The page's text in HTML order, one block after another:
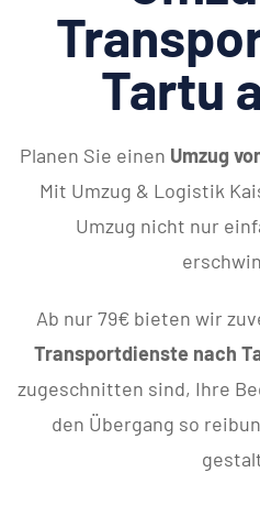
Tartu
Planen Sie einen Umzug
Mit Umzug & Logistik
Umzug nicht nur
Ab nur 79€ bieten wir
Transportdienste nach
zugeschnitten sind, Ihre
den Übergang so